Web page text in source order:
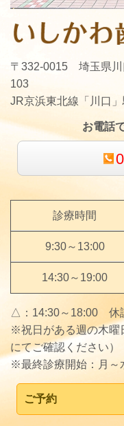
〒332-0015 埼玉県川
103
JR京浜東北線「川口
お電話
診療時間
9:30～13:00
14:30～19:00
△：14:30～18:00 休
※祝日がある週の木曜
にてご確認ください）
※最終診療開始：月～
ご予約